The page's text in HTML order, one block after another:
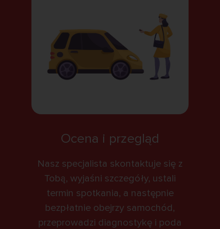
Ocena i przegląd
Nasz specjalista skontaktuje się z
Tobą, wyjaśni szczegóły, ustali
termin spotkania, a następnie
bezpłatnie obejrzy samochód,
przeprowadzi diagnostykę i poda